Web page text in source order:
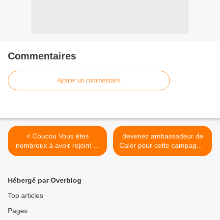
Commentaires
Ajouter un commentaire
< Coucou Vous êtes
nombreux à avoir rejoint et
nous vous souhaitons (moi
Isabelle surnom Zaza, je ne
une personne généreuse
devenez ambassadeur de
Calor pour cette campagne.
>
Hébergé par Overblog
Top articles
Pages